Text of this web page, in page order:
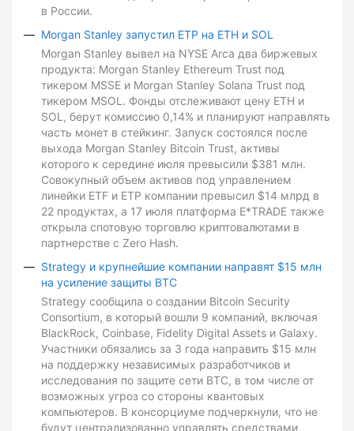
в России.
Morgan Stanley запустил ETP на ETH и SOL
Morgan Stanley вывел на NYSE Arca два биржевых
продукта: Morgan Stanley Ethereum Trust под
тикером MSSE и Morgan Stanley Solana Trust под
тикером MSOL. Фонды отслеживают цену ETH и
SOL, берут комиссию 0,14% и планируют направлять
часть монет в стейкинг. Запуск состоялся после
выхода Morgan Stanley Bitcoin Trust, активы
которого к середине июля превысили $381 млн.
Совокупный объем активов под управлением
линейки ETF и ETP компании превысил $14 млрд в
22 продуктах, а 17 июля платформа E*TRADE также
открыла спотовую торговлю криптовалютами в
партнерстве с Zero Hash.
Strategy и крупнейшие компании направят $15 млн
на усиление защиты BTC
Strategy сообщила о создании Bitcoin Security
Consortium, в который вошли 9 компаний, включая
BlackRock, Coinbase, Fidelity Digital Assets и Galaxy.
Участники обязались за 3 года направить $15 млн
на поддержку независимых разработчиков и
исследования по защите сети BTC, в том числе от
возможных угроз со стороны квантовых
компьютеров. В консорциуме подчеркнули, что не
будут централизованно управлять средствами,